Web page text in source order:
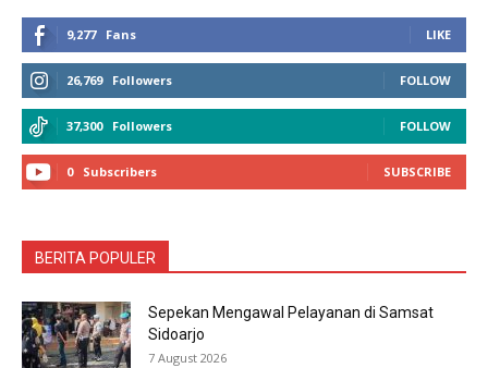
9,277 Fans LIKE
26,769 Followers FOLLOW
37,300 Followers FOLLOW
0 Subscribers SUBSCRIBE
BERITA POPULER
Sepekan Mengawal Pelayanan di Samsat
Sidoarjo
7 August 2026